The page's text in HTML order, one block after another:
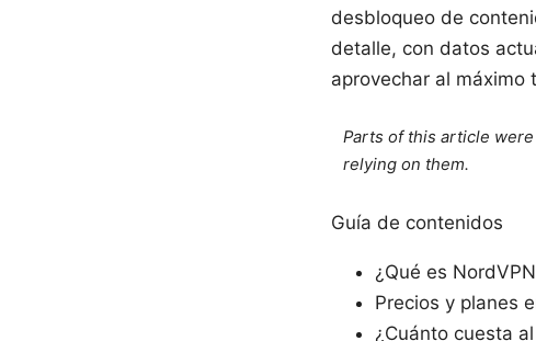
desbloqueo de
detalle, con datos
aprovechar al máximo
Parts of this article
relying on them.
Guía de contenidos
¿Qué es
Precios y planes
¿Cuánto cuesta